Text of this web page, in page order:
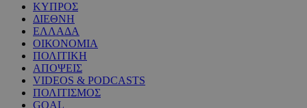
ΚΥΠΡΟΣ
ΔΙΕΘΝΗ
ΕΛΛΑΔΑ
ΟΙΚΟΝΟΜΙΑ
ΠΟΛΙΤΙΚΗ
ΑΠΟΨΕΙΣ
VIDEOS & PODCASTS
ΠΟΛΙΤΙΣΜΟΣ
GOAL